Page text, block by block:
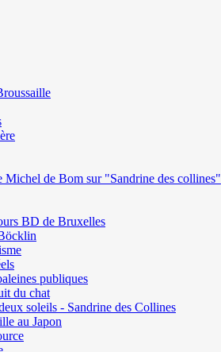
Michel de Bom sur "Sandrine des collines"
BD de Bruxelles
publiques
du chat
soleils - Sandrine des Collines
au Japon